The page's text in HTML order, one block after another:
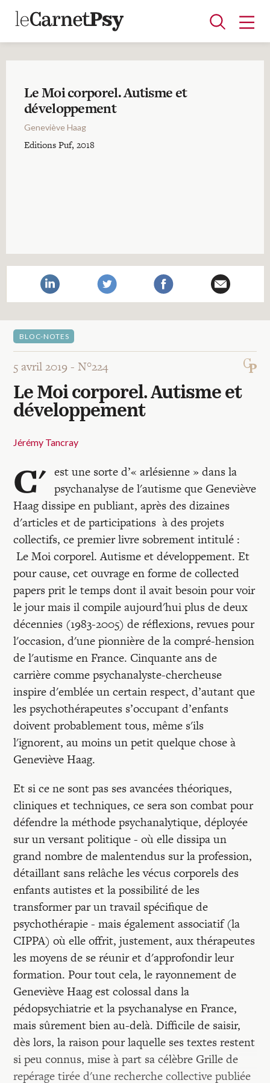
Articles
A la une
Adolescence
Dispositif
Enfance
Périnatalité
Psychanalyse
Psychopathologie
Soin
Dossiers
Recherches
Colloque
Mon panier
Mon compte
Le Moi corporel. Autisme et
développement
Geneviève Haag
Editions Puf, 2018
BLOC-NOTES
5 avril 2019 -N°224
Le Moi corporel. Autisme et
développement
Jérémy Tancray
C' est une sorte d’« arlésienne » dans la
psychanalyse de l'autisme que Geneviève
Haag dissipe en publiant, après des dizaines
d'articles et de participations à des projets
collectifs, ce premier livre sobrement intitulé :
Le Moi corporel. Autisme et développement. Et
pour cause, cet ouvrage en forme de collected
papers prit le temps dont il avait besoin pour voir
le jour mais il compile aujourd'hui plus de deux
décennies (1983-2005) de réflexions, revues pour
l'occasion, d'une pionnière de la compré-hension
de l'autisme en France. Cinquante ans de
carrière comme psychanalyste-chercheuse
inspire d'emblée un certain respect, d’autant que
les psychothérapeutes s’occupant d’enfants
doivent probablement tous, même s'ils
l'ignorent, au moins un petit quelque chose à
Geneviève Haag.
Et si ce ne sont pas ses avancées théoriques,
cliniques et techniques, ce sera son combat pour
défendre la méthode psychanalytique, déployée
sur un versant politique - où elle dissipa un
grand nombre de malentendus sur la profession,
détaillant sans relâche les vécus corporels des
enfants autistes et la possibilité de les
transformer par un travail spécifique de
psychothérapie - mais également associatif (la
CIPPA) où elle offrit, justement, aux thérapeutes
les moyens de se réunir et d'approfondir leur
formation. Pour tout cela, le rayonnement de
Geneviève Haag est colossal dans la
pédopsychiatrie et la psychanalyse en France,
mais sûrement bien au-delà. Difficile de saisir,
dès lors, la raison pour laquelle ses textes restent
si peu connus, mise à part sa célèbre Grille de
repérage tirée d'une recherche collective publiée